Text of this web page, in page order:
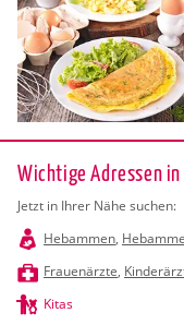
Wichtige Adressen in
Jetzt in Ihrer Nähe suchen:
Hebammen,
Frauenärzte,
Kitas